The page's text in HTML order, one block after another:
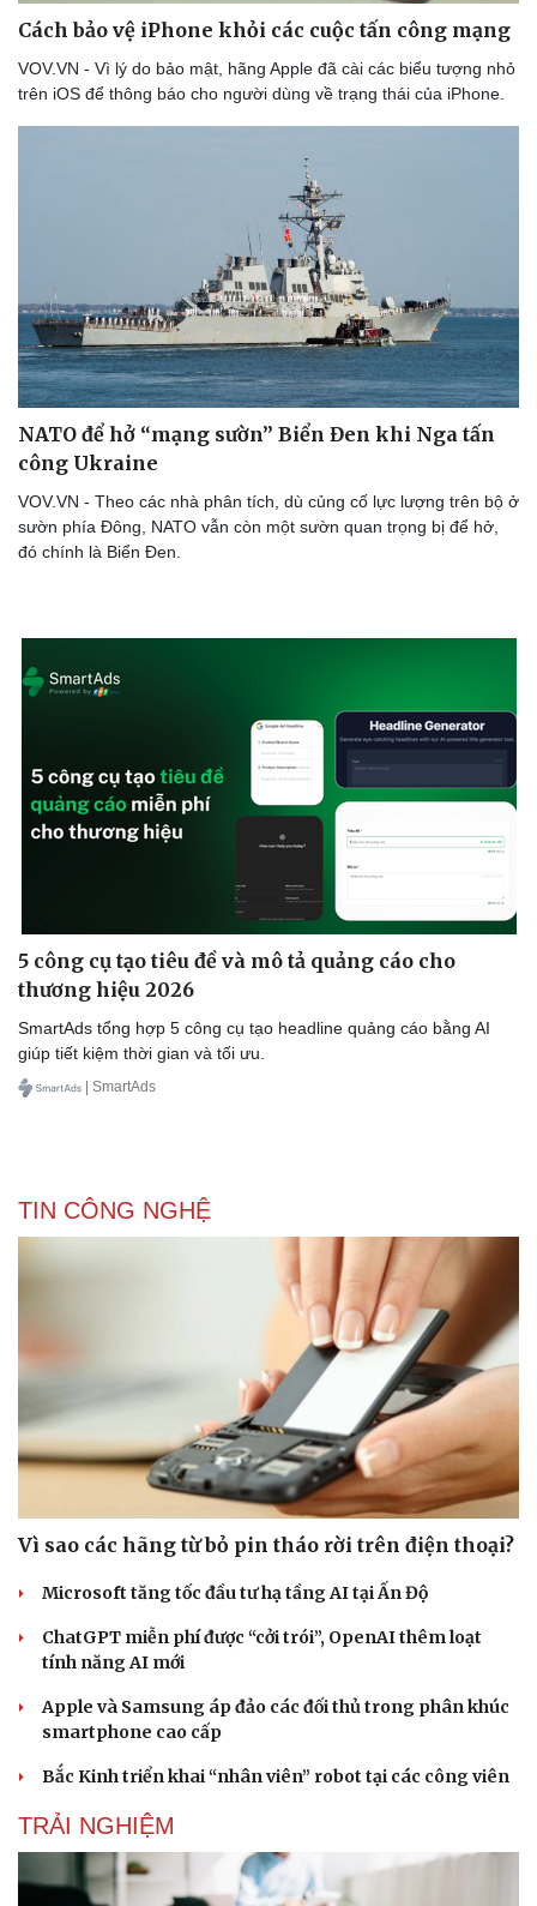
Thể thao
Bóng đá
Lịch thi đấu bóng đá
Thế giới thể thao
eSports
Hậu trường
Ô tô - Xe máy
Ô tô
Xe máy
Tư vấn
Cách bảo vệ iPhone khỏi các cuộc tấn công mạng
VOV.VN - Vì lý do bảo mật, hãng Apple đã cài các biểu tượng nhỏ
trên iOS để thông báo cho người dùng về trạng thái của iPhone.
NATO để hở “mạng sườn” Biển Đen khi Nga tấn
công Ukraine
VOV.VN - Theo các nhà phân tích, dù củng cố lực lượng trên bộ ở
sườn phía Đông, NATO vẫn còn một sườn quan trọng bị để hở,
đó chính là Biển Đen.
5 công cụ tạo tiêu đề và mô tả quảng cáo cho
thương hiệu 2026
SmartAds tổng hợp 5 công cụ tạo headline quảng cáo bằng AI
giúp tiết kiệm thời gian và tối ưu.
| SmartAds
TIN CÔNG NGHỆ
Vì sao các hãng từ bỏ pin tháo rời trên điện thoại?
Microsoft tăng tốc đầu tư hạ tầng AI tại Ấn Độ
ChatGPT miễn phí được “cởi trói”, OpenAI thêm loạt
tính năng AI mới
Apple và Samsung áp đảo các đối thủ trong phân khúc
smartphone cao cấp
Bắc Kinh triển khai “nhân viên” robot tại các công viên
TRẢI NGHIỆM